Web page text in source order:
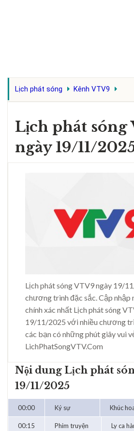
Lịch phát sóng Kênh VTV9
Lịch phát sóng
ngày 19/11/
Lịch phát sóng VTV9 ngày 19/
chương trình đặc sắc. Cập nhập
chính xác nhất Lịch phát sóng
19/11/2025 với nhiều chương
các bạn có những phút giây vui
LichPhatSongVTV.Com
Nội dung Lịch phát
19/11/2025
00:00 Ký sự Khúc
00:15 Phim truyện Ly ca